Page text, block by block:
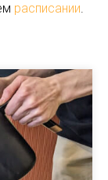
расписании.